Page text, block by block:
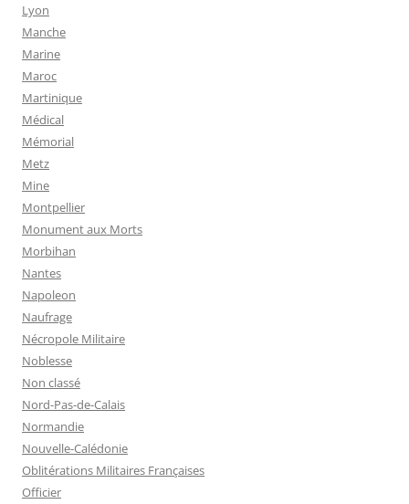
Lyon
Manche
Marine
Maroc
Martinique
Médical
Mémorial
Metz
Mine
Montpellier
Monument aux Morts
Morbihan
Nantes
Napoleon
Naufrage
Nécropole Militaire
Noblesse
Non classé
Nord-Pas-de-Calais
Normandie
Nouvelle-Calédonie
Oblitérations Militaires Françaises
Officier